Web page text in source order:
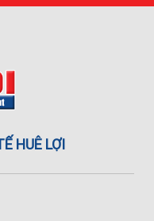
HUÊ LỢI